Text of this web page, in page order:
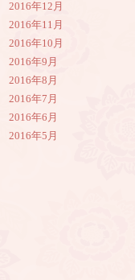
2016年12月
2016年11月
2016年10月
2016年9月
2016年8月
2016年7月
2016年6月
2016年5月